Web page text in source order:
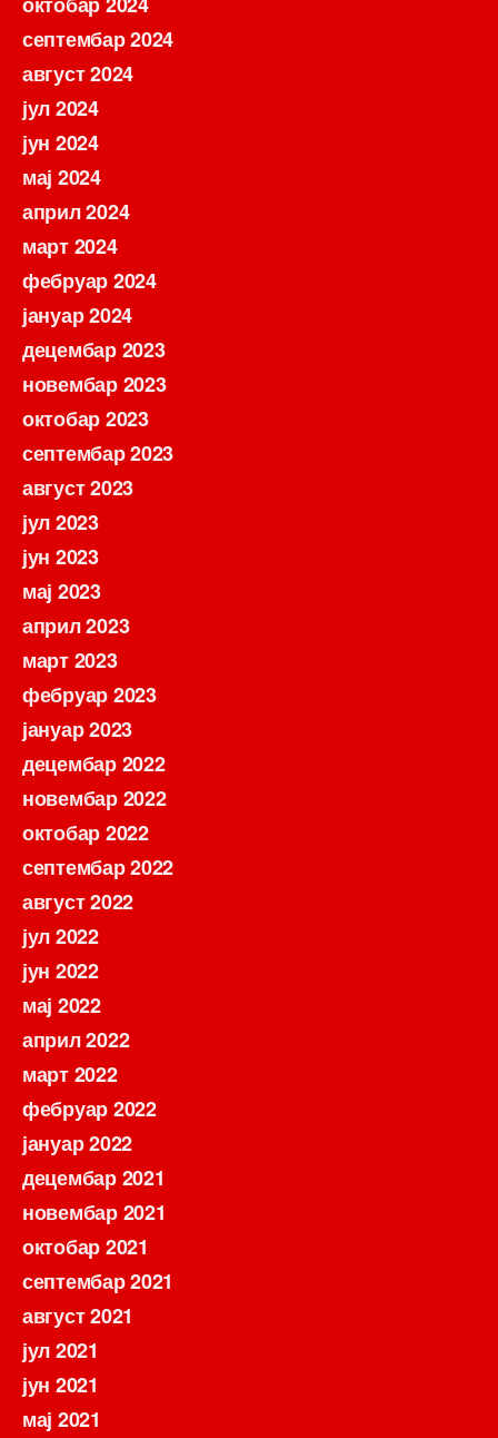
септембар 2024
август 2024
јул 2024
јун 2024
мај 2024
април 2024
март 2024
фебруар 2024
јануар 2024
децембар 2023
новембар 2023
октобар 2023
септембар 2023
август 2023
јул 2023
јун 2023
мај 2023
април 2023
март 2023
фебруар 2023
јануар 2023
децембар 2022
новембар 2022
октобар 2022
септембар 2022
август 2022
јул 2022
јун 2022
мај 2022
април 2022
март 2022
фебруар 2022
јануар 2022
децембар 2021
новембар 2021
октобар 2021
септембар 2021
август 2021
јул 2021
јун 2021
мај 2021